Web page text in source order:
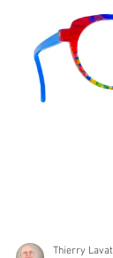
Thierry Lavat